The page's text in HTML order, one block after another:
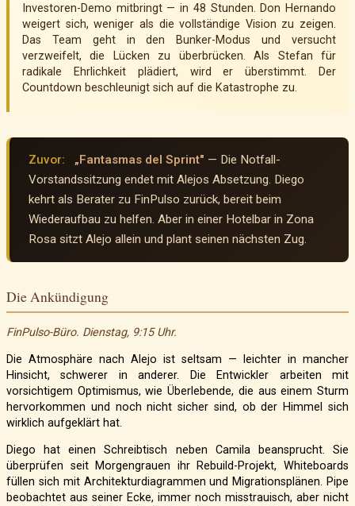
Investoren-Demo mitbringt — in 48 Stunden. Don Hernando
weigert sich, weniger als die vollständige Vision zu zeigen.
Das Team geht in den Bunker-Modus und versucht
verzweifelt, die Lücken zu überbrücken. Als Stefan für
radikale Ehrlichkeit plädiert, wird er überstimmt. Der
Countdown beschleunigt sich auf die Katastrophe zu.
Zuvor: „Fantasmas del Sprint" — Die Notfall-
Vorstandssitzung endet mit Alejos Absetzung. Diego
kehrt als Berater zu FinPulso zurück, bereit beim
Wiederaufbau zu helfen. Aber in einer Hotelbar in Zona
Rosa sitzt Alejo allein und plant seinen nächsten Zug.
Die Ankündigung
FinPulso-Büro. Dienstag, 9:15 Uhr.
Die Atmosphäre nach Alejo ist seltsam — leichter in mancher
Hinsicht, schwerer in anderer. Die Entwickler arbeiten mit
vorsichtigem Optimismus, wie Überlebende, die aus einem Sturm
hervorkommen und noch nicht sicher sind, ob der Himmel sich
wirklich aufgeklärt hat.
Diego hat einen Schreibtisch neben Camila beansprucht. Sie
überprüfen seit Morgengrauen ihr Rebuild-Projekt, Whiteboards
füllen sich mit Architekturdiagrammen und Migrationsplänen. Pipe
beobachtet aus seiner Ecke, immer noch misstrauisch, aber nicht